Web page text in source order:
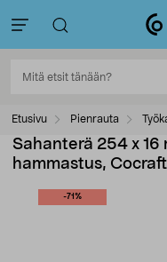
Etusivu Pienrauta
Sahanterä 254 x
hammastus, Cocraft
-71%